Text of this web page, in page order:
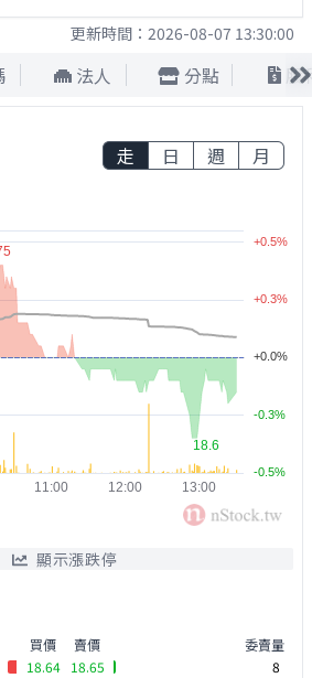
更新時間： 2026-08-07 13:30:00
法人 分點 股
走 日 週 月
顯示漲跌停
買價
18.64
賣價
委賣量
18.65
8